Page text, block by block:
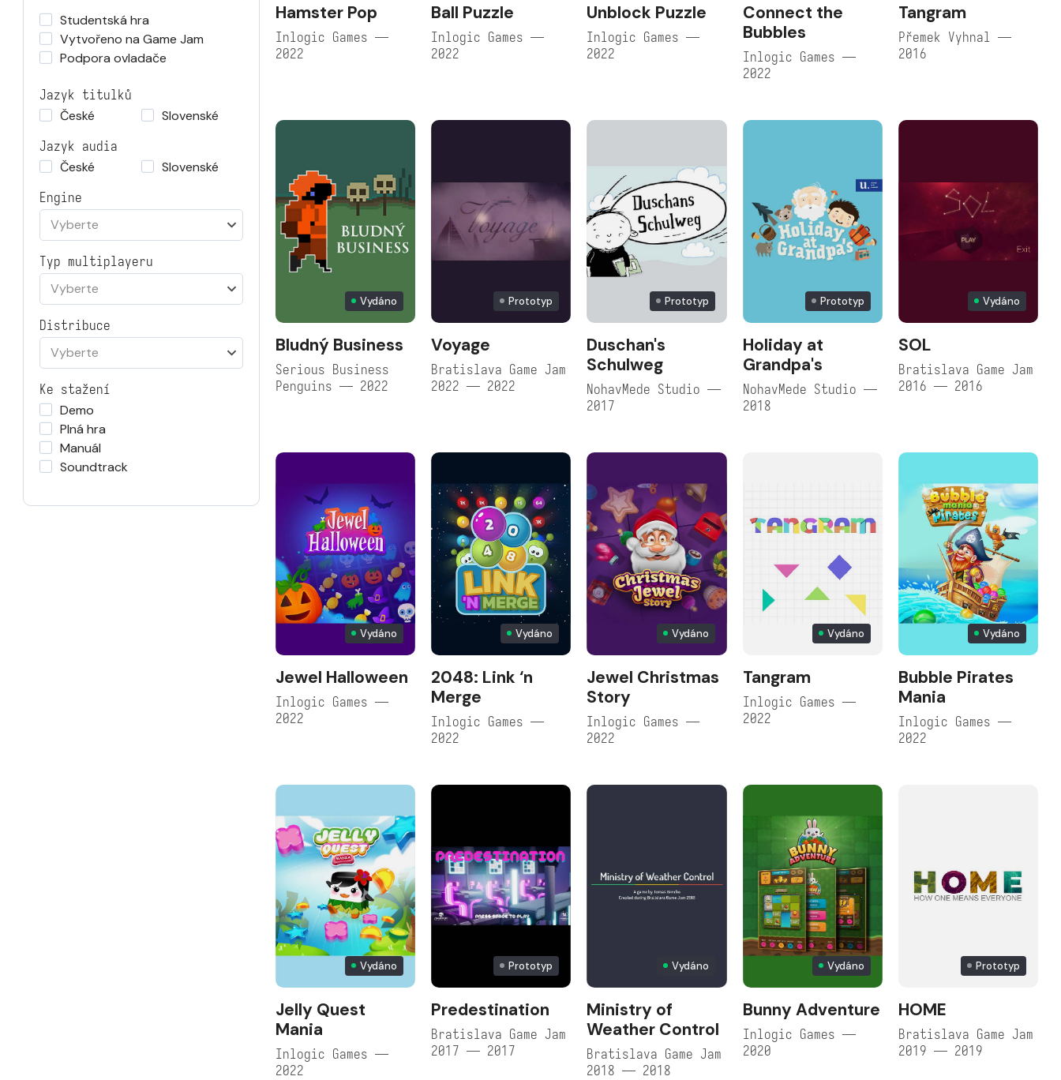
Studentská hra
Vytvořeno na Game Jam
Podpora ovladače
Jazyk titulků
České
Slovenské
Jazyk audia
České
Slovenské
Engine
Vyberte
Typ multiplayeru
Vyberte
Distribuce
Vyberte
Ke stažení
Demo
Plná hra
Manuál
Soundtrack
Hamster Pop
Inlogic Games —
2022
Ball Puzzle
Inlogic Games —
2022
Unblock Puzzle
Inlogic Games —
2022
Connect the
Bubbles
Inlogic Games —
2022
Tangram
Přemek Vyhnal —
2016
Vydáno
Bludný Business
Serious Business
Penguins — 2022
Prototyp
Voyage
Bratislava Game Jam
2022 — 2022
Prototyp
Duschan's
Schulweg
NohavMede Studio —
2017
Prototyp
Holiday at
Grandpa's
NohavMede Studio —
2018
Vydáno
SOL
Bratislava Game Jam
2016 — 2016
Vydáno
Jewel Halloween
Inlogic Games —
2022
Vydáno
2048: Link ‘n
Merge
Inlogic Games —
2022
Vydáno
Jewel Christmas
Story
Inlogic Games —
2022
Vydáno
Tangram
Inlogic Games —
2022
Vydáno
Bubble Pirates
Mania
Inlogic Games —
2022
Vydáno
Jelly Quest
Mania
Inlogic Games —
2022
Prototyp
Predestination
Bratislava Game Jam
2017 — 2017
Vydáno
Ministry of
Weather Control
Bratislava Game Jam
2018 — 2018
Vydáno
Bunny Adventure
Inlogic Games —
2020
Prototyp
HOME
Bratislava Game Jam
2019 — 2019